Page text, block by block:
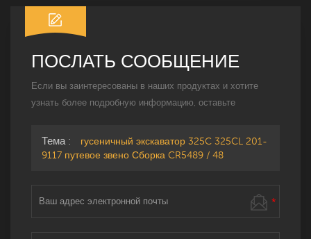
ПОСЛАТЬ СООБЩЕНИЕ
Если вы заинтересованы в наших продуктах и ​​хотите
узнать более подробную информацию, оставьте
сможем.
Тема :
гусеничный экскаватор 325C 325CL 201-
9117 путевое звено Сборка CR5489 / 48